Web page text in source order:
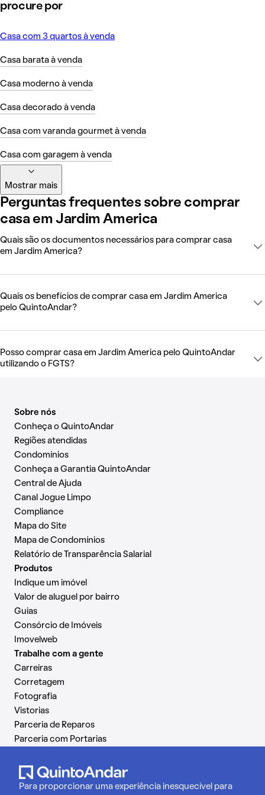
procure por
Casa com 3 quartos à venda
Casa barata à venda
Casa moderno à venda
Casa decorado à venda
Casa com varanda gourmet à venda
Casa com garagem à venda
Mostrar mais
Perguntas frequentes sobre comprar
casa em Jardim America
Quais são os documentos necessários para comprar casa
em Jardim America?
Quais os benefícios de comprar casa em Jardim America
pelo QuintoAndar?
Posso comprar casa em Jardim America pelo QuintoAndar
utilizando o FGTS?
Sobre nós
Conheça o QuintoAndar
Regiões atendidas
Condomínios
Conheça a Garantia QuintoAndar
Central de Ajuda
Canal Jogue Limpo
Compliance
Mapa do Site
Mapa de Condomínios
Relatório de Transparência Salarial
Produtos
Indique um imóvel
Valor de aluguel por bairro
Guias
Consórcio de Imóveis
Imovelweb
Trabalhe com a gente
Carreiras
Corretagem
Fotografia
Vistorias
Parceria de Reparos
Parceria com Portarias
Para proporcionar uma experiência inesquecível para